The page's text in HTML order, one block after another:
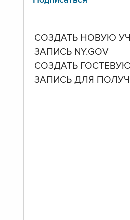
СОЗДАТЬ НОВУЮ
ЗАПИСЬ NY.GOV
СОЗДАТЬ
ЗАПИСЬ ДЛЯ